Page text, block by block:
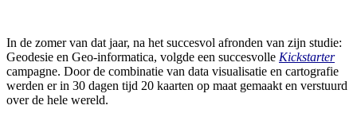
In de zomer van dat jaar, na het succesvol afronden van zijn studie:
Geodesie en Geo-informatica, volgde een succesvolle Kickstarter
campagne. Door de combinatie van data visualisatie en cartografie
werden er in 30 dagen tijd 20 kaarten op maat gemaakt en verstuurd
over de hele wereld.